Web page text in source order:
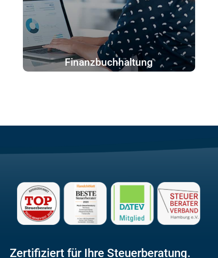
Finanzbuchhaltung
Zertifiziert für Ihre Steuerberatung.